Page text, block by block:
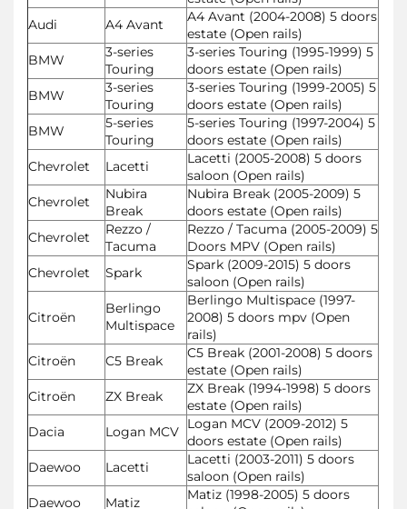
Audi
A4 Avant
A4 Avant (2004-2008) 5 doors
estate (Open rails)
BMW
3-series
Touring
3-series Touring (1995-1999) 5
doors estate (Open rails)
BMW
3-series
Touring
3-series Touring (1999-2005) 5
doors estate (Open rails)
BMW
5-series
Touring
5-series Touring (1997-2004) 5
doors estate (Open rails)
Chevrolet
Lacetti
Lacetti (2005-2008) 5 doors
saloon (Open rails)
Chevrolet
Nubira
Break
Nubira Break (2005-2009) 5
doors estate (Open rails)
Chevrolet
Rezzo /
Tacuma
Rezzo / Tacuma (2005-2009) 5
Doors MPV (Open rails)
Chevrolet
Spark
Spark (2009-2015) 5 doors
saloon (Open rails)
Citroën
Berlingo
Multispace
Berlingo Multispace (1997-
2008) 5 doors mpv (Open
rails)
Citroën
C5 Break
C5 Break (2001-2008) 5 doors
estate (Open rails)
Citroën
ZX Break
ZX Break (1994-1998) 5 doors
estate (Open rails)
Dacia
Logan MCV Logan MCV (2009-2012) 5
doors estate (Open rails)
Daewoo
Lacetti
Lacetti (2003-2011) 5 doors
saloon (Open rails)
Daewoo
Matiz
Matiz (1998-2005) 5 doors